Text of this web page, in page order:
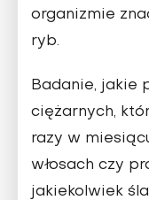
organizmie
ryb.
Badanie, jakie
ciężarnych,
razy w
włosach czy
jakiekolwiek